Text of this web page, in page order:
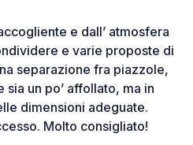
e dall’ atmosfera
e varie proposte di
separazione fra piazzole,
sia un po’ affollato, ma in
dimensioni adeguate.
Molto consigliato!